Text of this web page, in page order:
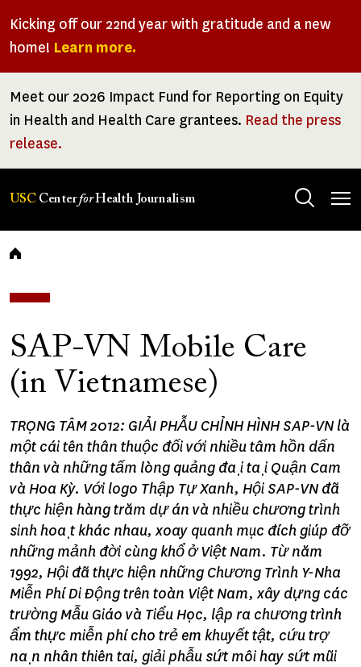
Kicking off our 22nd year with gratitude and a new
home! Learn more.
Meet our 2026 Impact Fund for Reporting on Equity
in Health and Health Care grantees. Read the press
release.
USC CenterforHealth Journalism
Breadcrumb
SAP-VN Mobile Care
(in Vietnamese)
TRỌNG TÂM 2012: GIẢI PHẪU CHỈNH HÌNH SAP-VN là
một cái tên thân thuộc đối với nhiều tâm hồn dấn
thân và những tấm lòng quảng đại tại Quận Cam
và Hoa Kỳ. Với logo Thập Tự Xanh, Hội SAP-VN đã
thực hiện hàng trăm dự án và nhiều chương trình
sinh hoạt khác nhau, xoay quanh mục đích giúp đỡ
những mảnh đời cùng khổ ở Việt Nam. Từ năm
1992, Hội đã thực hiện những Chương Trình Y-Nha
Miễn Phí Di Động trên toàn Việt Nam, xây dựng các
trường Mẫu Giáo và Tiểu Học, lập ra chương trình
ẩm thực miễn phí cho trẻ em khuyết tật, cứu trợ
nạn nhân thiên tai, giải phẫu sứt môi hay sứt mũi